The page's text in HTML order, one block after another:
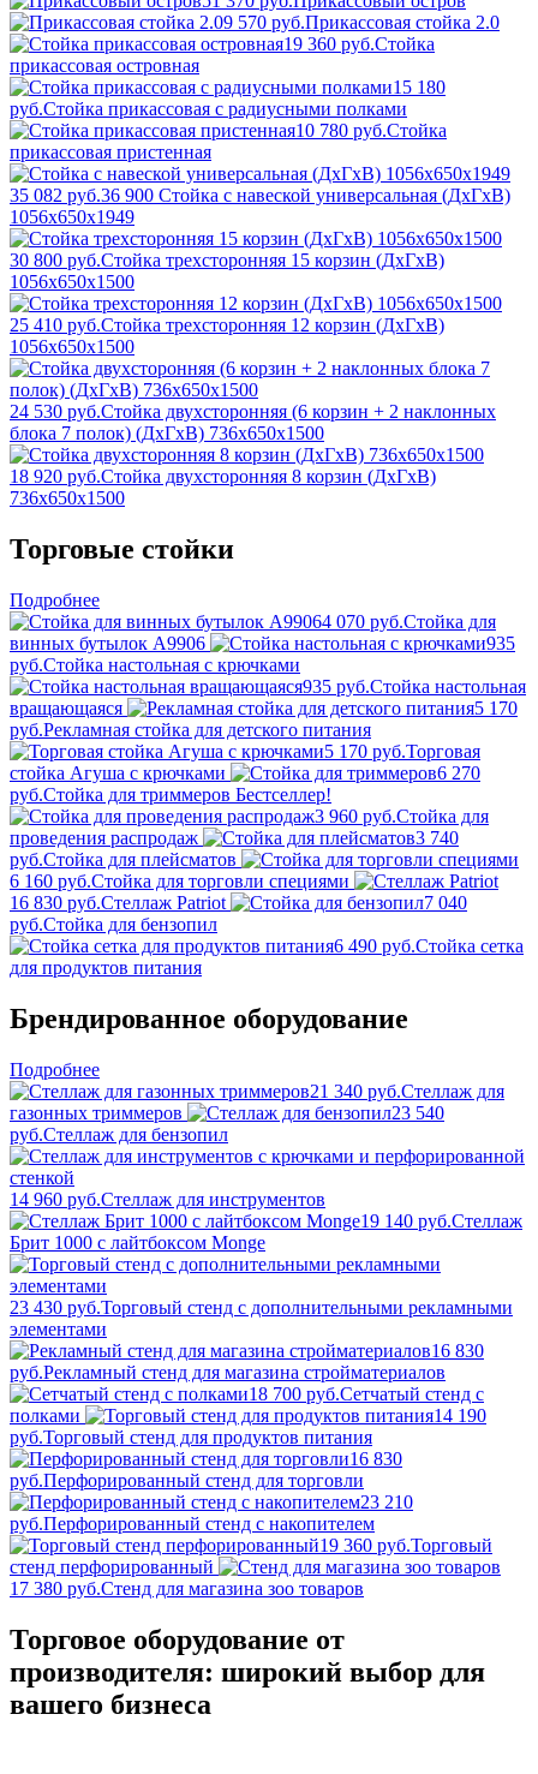
9 570 руб.Прикассовая стойка 2.0
19 360 руб.Стойка
прикассовая островная
15 180
руб.Стойка прикассовая с радиусными полками
10 780 руб.Стойка
прикассовая пристенная
35 082 руб.36 900 Стойка с навеской универсальная (ДхГхВ)
1056х650х1949
30 800 руб.Стойка трехсторонняя 15 корзин (ДхГхВ)
1056х650х1500
25 410 руб.Стойка трехсторонняя 12 корзин (ДхГхВ)
1056х650х1500
24 530 руб.Стойка двухсторонняя (6 корзин + 2 наклонных
блока 7 полок) (ДхГхВ) 736х650х1500
18 920 руб.Стойка двухсторонняя 8 корзин (ДхГхВ)
736х650х1500
Торговые стойки
Подробнее
4 070 руб.Стойка для
винных бутылок A9906
935
руб.Стойка настольная с крючками
935 руб.Стойка настольная
вращающаяся
5 170
руб.Рекламная стойка для детского питания
5 170 руб.Торговая
стойка Агуша с крючками
6 270
руб.Стойка для триммеров Бестселлер!
3 960 руб.Стойка для
проведения распродаж
3 740
руб.Стойка для плейсматов
6 160 руб.Стойка для торговли специями
16 830 руб.Стеллаж Patriot
7 040
руб.Стойка для бензопил
6 490 руб.Стойка сетка
для продуктов питания
Брендированное оборудование
Подробнее
21 340 руб.Стеллаж для
газонных триммеров
23 540
руб.Стеллаж для бензопил
14 960 руб.Стеллаж для инструментов
19 140 руб.Стеллаж
Брит 1000 с лайтбоксом Monge
23 430 руб.Торговый стенд с дополнительными рекламными
элементами
16 830
руб.Рекламный стенд для магазина стройматериалов
18 700 руб.Сетчатый стенд с
полками
14 190
руб.Торговый стенд для продуктов питания
16 830
руб.Перфорированный стенд для торговли
23 210
руб.Перфорированный стенд с накопителем
19 360 руб.Торговый
стенд перфорированный
17 380 руб.Стенд для магазина зоо товаров
Торговое оборудование от
производителя: широкий выбор для
вашего бизнеса